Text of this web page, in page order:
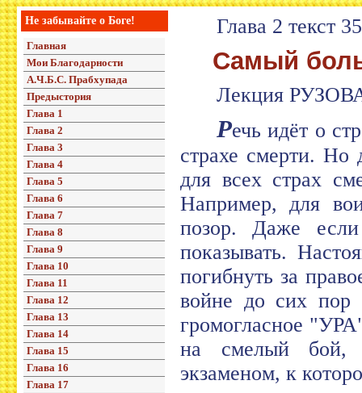
Не забывайте о Боге!
Главная
Мои Благодарности
А.Ч.Б.С. Прабхупада
Предыстория
Глава 1
Глава 2
Глава 3
Глава 4
Глава 5
Глава 6
Глава 7
Глава 8
Глава 9
Глава 10
Глава 11
Глава 12
Глава 13
Глава 14
Глава 15
Глава 16
Глава 17
Глава 2 текст
Самый
Лекция
Речь идёт о
страхе смерти. Но
для всех страх
Например, для
позор. Даже
показывать.
погибнуть за
войне до сих пор
громогласное
на смелый бой,
экзаменом, к